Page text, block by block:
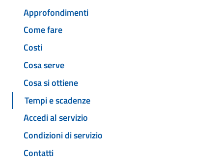
Approfondimenti
Come fare
Costi
Cosa serve
Cosa si ottiene
Tempi e scadenze
Accedi al servizio
Condizioni di servizio
Contatti